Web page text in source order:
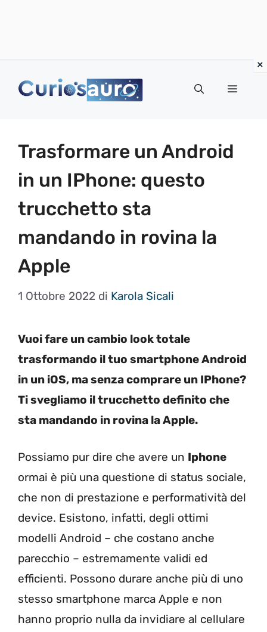
Menu
Trasformare un Android
in un IPhone: questo
trucchetto sta
mandando in rovina la
Apple
1 Ottobre 2022 di Karola Sicali
Vuoi fare un cambio look totale
trasformando il tuo smartphone Android
in un iOS, ma senza comprare un IPhone?
Ti svegliamo il trucchetto definito che
sta mandando in rovina la Apple.
Possiamo pur dire che avere un Iphone
ormai è più una questione di status sociale,
che non di prestazione e performatività del
device. Esistono, infatti, degli ottimi
modelli Android – che costano anche
parecchio – estremamente validi ed
efficienti. Possono durare anche più di uno
stesso smartphone marca Apple e non
hanno proprio nulla da invidiare al cellulare